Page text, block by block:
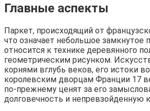
Главные аспекты
Паркет, происходящий от
что означает небольшое замкнутое
относится к технике деревянного
геометрическим рисунком.
корнями вглубь веков, его истоки
королевским дворцам Франции 17
по-прежнему ценят за его
долговечность и непревзойденную